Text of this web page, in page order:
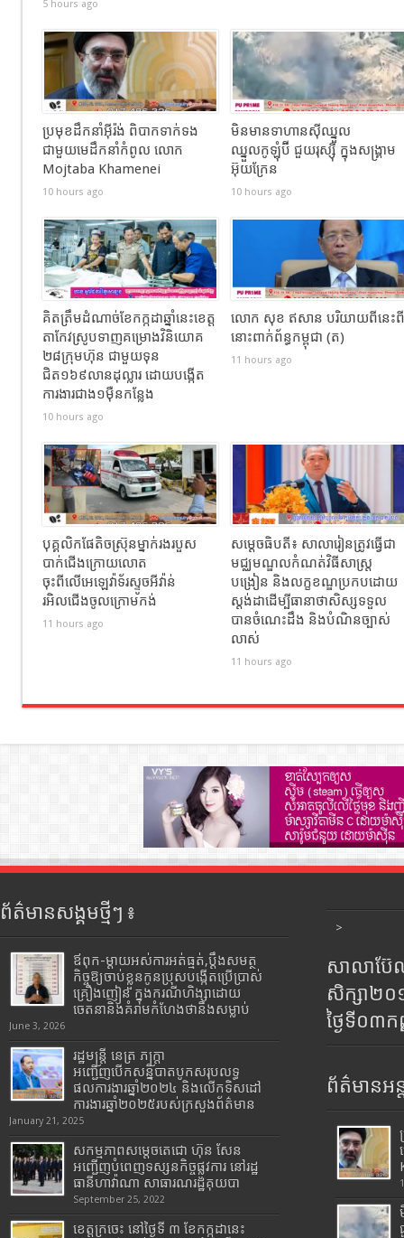
5 hours ago
ប្រមុខដឹកនាំអ៊ីរ៉ង់ ពិបាកទាក់ទង
ជាមួយមេដឹកនាំកំពូល លោក
Mojtaba Khamenei
10 hours ago
មិនមានទាហានស៊ីឈ្នួល
ឈ្នួលកូឡុំប៊ី ជួយរុស្ស៊ី ក្នុងសង្រ្គាម
អ៊ុយក្រែន
10 hours ago
គិតត្រឹមដំណាច់ខែកក្កដាឆ្នាំនេះខេត្ត
តាកែវស្រូបទាញគម្រោងវិនិយោគ
២៨ក្រុមហ៊ុន ជាមួយទុន
ជិត១៦៩លានដុល្លារ ដោយបង្កើត
ការងារជាង១ម៉ឺនកន្លែង
10 hours ago
លោក សុខ ឥសាន បរិយាយពីនេះពី
នោះពាក់ព័ន្ធកម្ពុជា (ត)
11 hours ago
បុគ្គលិកផែតិចស្រ៊ុនម្នាក់រងរបួស
បាក់ជេីងក្រោយលោត
ចុះពីលេីអេឡេវ៉ាទ័រស្ទូចអីវ៉ាន់
រអិលជេីងចូលក្រោមកង់
11 hours ago
សម្ដេចធិបតី៖ សាលារៀនត្រូវធ្វើជា
មជ្ឈមណ្ឌលកំណត់វិធីសាស្ត្រ
បង្រៀន និងលក្ខខណ្ឌប្រកបដោយ
ស្តង់ដាដើម្បីធានាថាសិស្សទទួល
បានចំណេះដឹង និងបំណិនច្បាស់
លាស់
11 hours ago
ព័ត៌មានសង្គមថ្មីៗ ៖
ឪពុក-ម្ដាយអស់ការអត់ធ្មត់,ប្ដឹងសមត្ថ
កិច្ចឱ្យចាប់ខ្លួនកូនប្រុសបង្កើតប្រើប្រាស់
គ្រឿងញៀន ក្នុងករណីហិង្សាដោយ
ចេតនានិងគំរាមកំហែងថានឹងសម្លាប់
June 3, 2026
រដ្ឋមន្រ្តី​ នេត្រ​ ភក្ត្រា​
អញ្ជើញបើកសន្និបាតបូកសរុបលទ្ធ
ផលការងារឆ្នាំ២០២៤ និងលើកទិសដៅ
ការងារឆ្នាំ២០២៥របស់​ក្រសួង​ព័ត៌មាន​
January 21, 2025
សកម្មភាពសម្តេចតេជោ ហ៊ុន សែន
អញ្ជើញបំពេញទស្សនកិច្ចផ្លូវការ នៅរដ្ឋ
ធានីហាវ៉ាណា សាធារណរដ្ឋគុយបា
September 25, 2022
ខេត្តក្រចេះ នៅថ្ងៃទី ៣ ខែកក្កដានេះ
>
សាលាប៊ែ
សិក្សា២
ថ្ងៃទី០៣
ព័ត៌មានអន្